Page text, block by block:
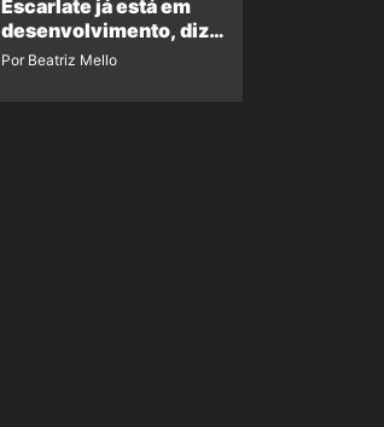
Escarlate já está em
desenvolvimento, diz
insider
Por Beatriz Mello